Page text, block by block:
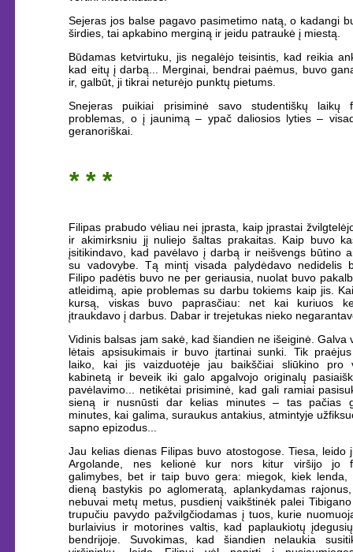
Sejeras jos balse pagavo pasimetimo natą, o kadangi
širdies, tai apkabino merginą ir jeidu patraukė į miestą.
Būdamas ketvirtuku, jis negalėjo teisintis, kad reikia
kad eitų į darbą... Merginai, bendrai paėmus, buvo
ir, galbūt, ji tikrai neturėjo punktų pietums.
Snejeras puikiai prisiminė savo studentiškų laikų
problemas, o į jaunimą – ypač daliosios lyties –
geranoriškai.
* * *
Filipas prabudo vėliau nei įprasta, kaip įprastai
ir akimirksniu jį nuliejo šaltas prakaitas. Kaip buvo
įsitikindavo, kad pavėlavo į darbą ir neišvengs būtino
su vadovybe. Tą mintį visada palydėdavo nedidelis
Filipo padėtis buvo ne per geriausia, nuolat buvo
atleidimą, apie problemas su darbu tokiems kaip jis.
kursą, viskas buvo paprasčiau: net kai kuriuos
įtraukdavo į darbus. Dabar ir trejetukas nieko
Vidinis balsas jam sakė, kad šiandien ne išeiginė. Galva
lėtais apsisukimais ir buvo įtartinai sunki. Tik
laiko, kai jis vaizduotėje jau baikščiai sliūkino pro
kabinetą ir beveik iki galo apgalvojo originalų
pavėlavimo... netikėtai prisiminė, kad gali ramiai
sieną ir nusnūsti dar kelias minutes – tas pačias
minutes, kai galima, suraukus antakius, atmintyje
sapno epizodus...
Jau kelias dienas Filipas buvo atostogose. Tiesa, leido
Argolande, nes kelionė kur nors kitur viršijo jo
galimybes, bet ir taip buvo gera: miegok, kiek lenda,
dieną bastykis po aglomeratą, aplankydamas
nebuvai metų metus, pusdienį vaikštinėk palei
trupučiu pavydo pažvilgčiodamas į tuos, kurie
burlaivius ir motorines valtis, kad paplaukiotų
bendrijoje. Suvokimas, kad šiandien nelaukia